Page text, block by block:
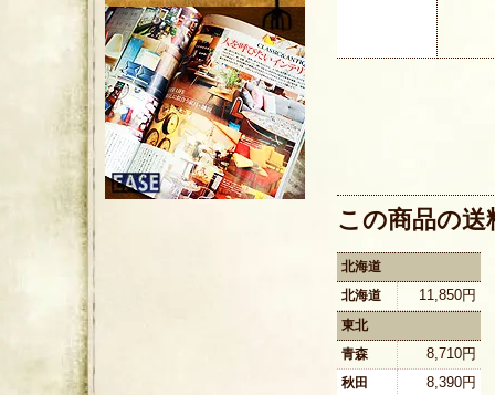
この商品の
北海道
北海道
11,850円
東北
青森
8,710円
秋田 8,390円